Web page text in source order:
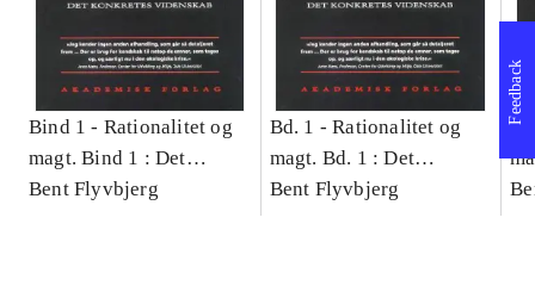
Bind 1 - Rationalitet og
magt. Bind 1 : Det
konkretes videnskab
Bent Flyvbjerg
Bd. 1 -Rationalitet og
magt. Bd. 1 : Det
konkretes videnskab
Bent Flyvbjerg
Feedback